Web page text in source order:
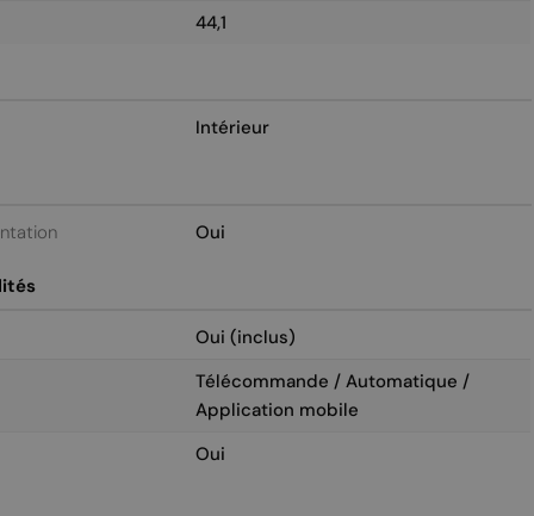
44,1
Intérieur
Oui
Oui (inclus)
Télécommande / Automatique /
Application mobile
Oui